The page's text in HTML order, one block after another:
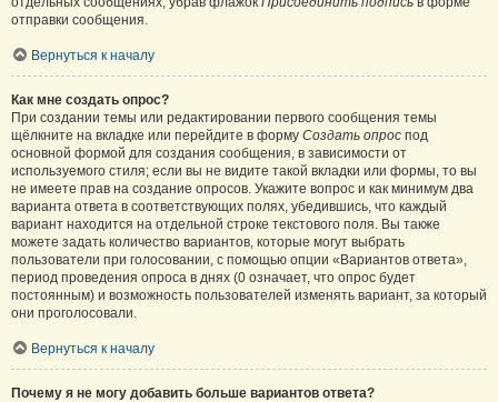
отправки сообщения.
Вернуться к началу
Как мне создать опрос?
При создании темы или редактировании первого сообщения темы
щёлкните на вкладке или перейдите в форму Создать опрос под
основной формой для создания сообщения, в зависимости от
используемого стиля; если вы не видите такой вкладки или формы, то вы
не имеете прав на создание опросов. Укажите вопрос и как минимум два
варианта ответа в соответствующих полях, убедившись, что каждый
вариант находится на отдельной строке текстового поля. Вы также
можете задать количество вариантов, которые могут выбрать
пользователи при голосовании, с помощью опции «Вариантов ответа»,
период проведения опроса в днях (0 означает, что опрос будет
постоянным) и возможность пользователей изменять вариант, за который
они проголосовали.
Вернуться к началу
Почему я не могу добавить больше вариантов ответа?